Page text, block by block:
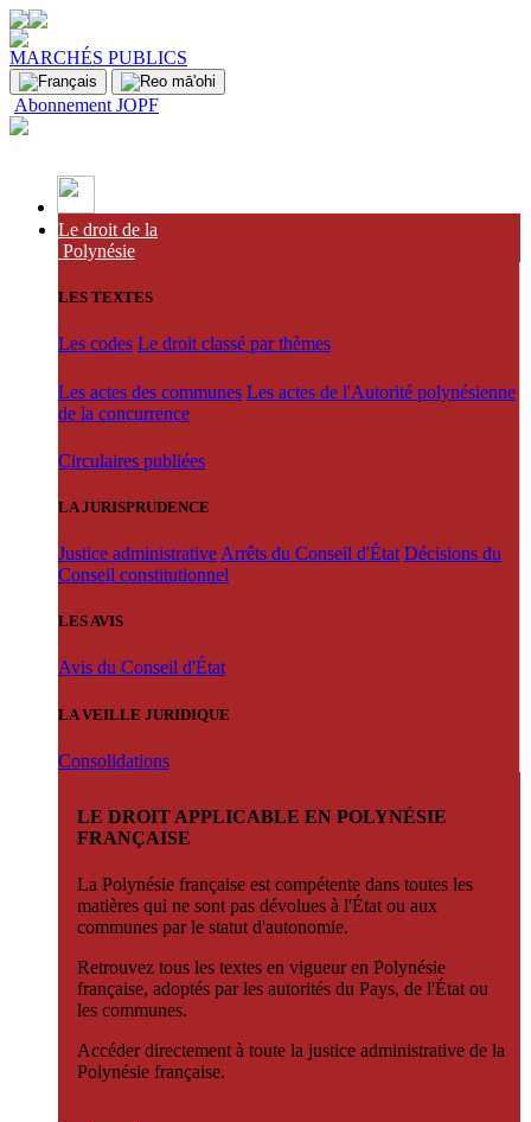
MARCHÉS PUBLICS
Abonnement JOPF
Le droit de la
Polynésie
LES TEXTES
Les codes Le droit classé par thèmes
Les actes des communes Les actes de l'Autorité polynésienne
de la concurrence
Circulaires publiées
LA JURISPRUDENCE
Justice administrative Arrêts du Conseil d'État Décisions du
Conseil constitutionnel
LES AVIS
Avis du Conseil d'État
LA VEILLE JURIDIQUE
Consolidations
LE DROIT APPLICABLE EN POLYNÉSIE
FRANÇAISE
La Polynésie française est compétente dans toutes les
matières qui ne sont pas dévolues à l'État ou aux
communes par le statut d'autonomie.
Retrouvez tous les textes en vigueur en Polynésie
française, adoptés par les autorités du Pays, de l'État ou
les communes.
Accéder directement à toute la justice administrative de la
Polynésie française.